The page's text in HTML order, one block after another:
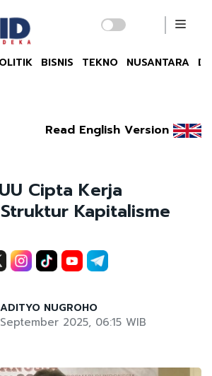
BISNIS TEKNO NUSANTARA
Read English Version
Cipta Kerja
Kapitalisme
ADITYO NUGROHO
2025, 06:15 WIB